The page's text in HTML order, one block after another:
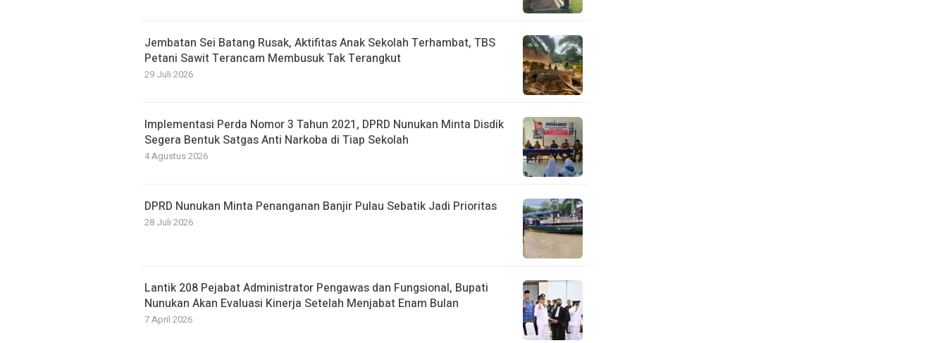
Jembatan Sei Batang Rusak, Aktifitas Anak Sekolah Terhambat, TBS
Petani Sawit Terancam Membusuk Tak Terangkut
29 Juli 2026
Implementasi Perda Nomor 3 Tahun 2021, DPRD Nunukan Minta Disdik
Segera Bentuk Satgas Anti Narkoba di Tiap Sekolah
4 Agustus 2026
DPRD Nunukan Minta Penanganan Banjir Pulau Sebatik Jadi Prioritas
28 Juli 2026
Lantik 208 Pejabat Administrator Pengawas dan Fungsional, Bupati
Nunukan Akan Evaluasi Kinerja Setelah Menjabat Enam Bulan
7 April 2026